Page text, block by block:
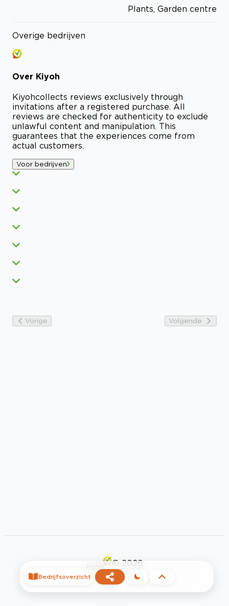
Plants, Garden centre
Overige bedrijven
Over Kiyoh
Kiyohcollects reviews exclusively through
invitations after a registered purchase. All
reviews are checked for authenticity to exclude
unlawful content and manipulation. This
guarantees that the experiences come from
actual customers.
Voor bedrijven
Vorige Volgende
© 2026
Bedrijfsoverzicht